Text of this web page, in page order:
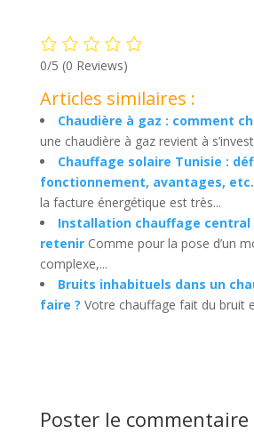
0/5 (0 Reviews)
Articles similaires :
Chaudière à gaz : comment
une chaudière à gaz revient à
Chauffage solaire Tunisie :
fonctionnement, avantages, etc.
la facture énergétique est très...
Installation chauffage central
retenir Comme pour la pose d’un
complexe,...
Bruits inhabituels dans un
faire ? Votre chauffage fait du bruit
Poster le commentaire